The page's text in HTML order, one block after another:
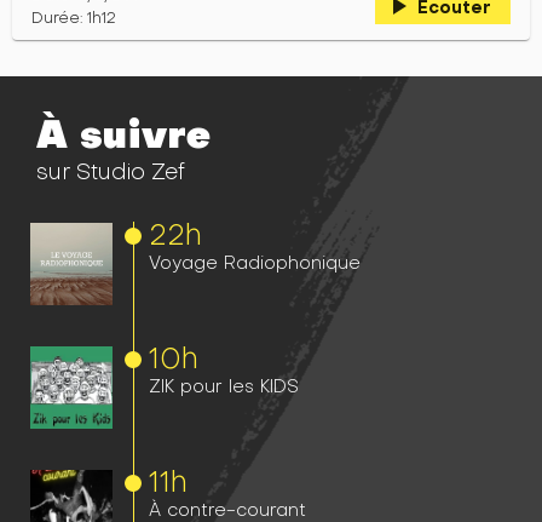
À suivre
sur Studio Zef
22h
Voyage Radiophonique
10h
ZIK pour les KIDS
11h
À contre-courant
Durée: 1h12
play_arrow Écouter